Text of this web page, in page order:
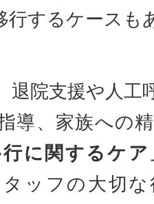
行するケースも
退院支援や人工
導、家族への
行に関するケア
ッフの大切